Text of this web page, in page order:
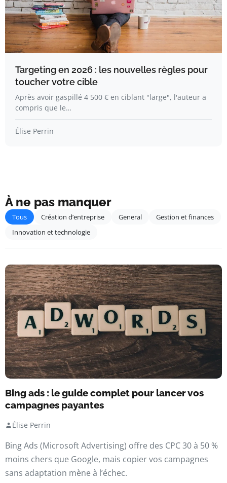
Targeting en 2026 : les nouvelles règles pour
toucher votre cible
Après avoir gaspillé 4 500 € en ciblant "large", l'auteur a
compris que le…
Élise Perrin
À ne pas manquer
Tous Création d’entreprise General
Gestion et finances
Innovation et technologie
Bing ads : le guide complet pour lancer vos
campagnes payantes
Élise Perrin
Bing Ads (Microsoft Advertising) offre des CPC 30 à 50 %
moins chers que Google, mais copier vos campagnes
sans adaptation mène à l’échec.